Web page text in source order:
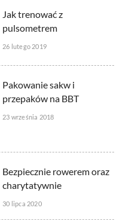
Jak trenować z
pulsometrem
26 lutego 2019
Pakowanie sakw i
przepaków na BBT
23 września 2018
Bezpiecznie rowerem oraz
charytatywnie
30 lipca 2020